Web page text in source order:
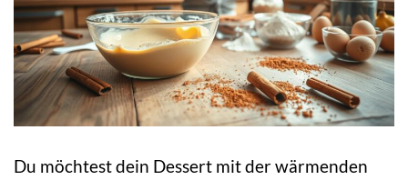
Du möchtest dein Dessert mit der wärmenden